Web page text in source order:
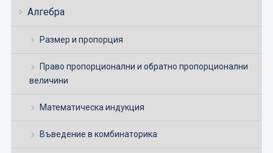
Алгебра
Размер и пропорция
Право пропорционални и обратно пропорционални
величини
Математическа индукция
Въведение в комбинаторика